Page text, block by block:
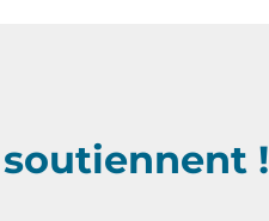
!